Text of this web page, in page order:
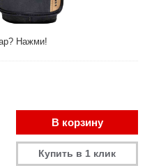
Нажми!
В корзину
Купить в 1 клик